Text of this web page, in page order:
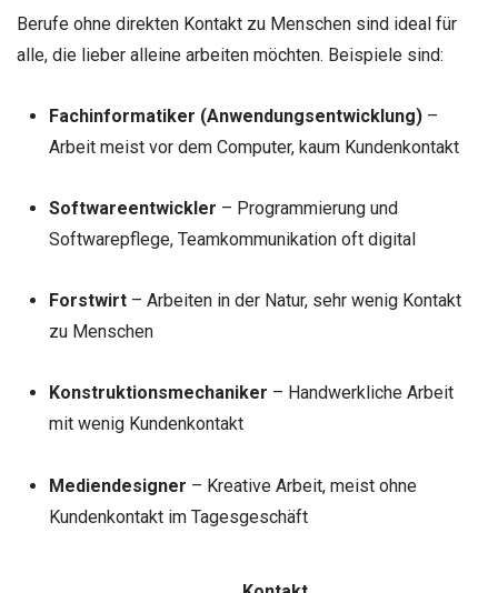
Berufe ohne direkten Kontakt zu Menschen sind ideal für
alle, die lieber alleine arbeiten möchten. Beispiele sind:
Fachinformatiker (Anwendungsentwicklung)–
Arbeit meist vor dem Computer, kaum Kundenkontakt
Softwareentwickler – Programmierung und
Softwarepflege, Teamkommunikation oft digital
Forstwirt– Arbeiten in der Natur, sehr wenig Kontakt
zu Menschen
Konstruktionsmechaniker – Handwerkliche Arbeit
mit wenig Kundenkontakt
Mediendesigner – Kreative Arbeit, meist ohne
Kundenkontakt im Tagesgeschäft